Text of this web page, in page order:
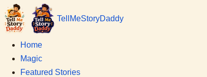
Tell MeStoryDaddy
Home
Magic
Featured Stories